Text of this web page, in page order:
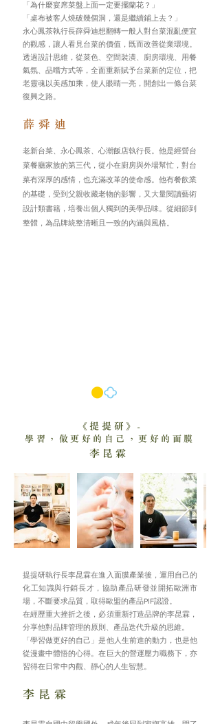
「為什麼宴席菜盤上面一定要擺蘭花？」
「桌布被客人燒破幾個洞，還是繼續鋪上去？」
永心鳳茶執行長薛舜迪想翻轉一般人對台菜混亂便宜
的觀感，讓人看見台菜的價值，既而改善從業環境。
透過設計思維，從菜色、空間裝潢、廚房環境、用餐
氣氛、品嚐方式等，全面重新賦予台菜新的定位，把
老靈魂以美感加乘，使人眼睛一亮，開創出一條台菜
復興之路。
薛舜迪
老新台菜、永心鳳茶、心潮飯店執行長。他是經營台
菜餐廳家族的第三代，從小在廚房與外場幫忙，對台
菜有深厚的感情，也充滿改革的使命感。他有餐飲業
的基礎，受到父親收藏老物的影響，又大量閱讀藝術
設計類書籍，培養出個人獨到的美學品味。從細節到
整體，為品牌統整清晰且一致的內涵與風格。
《提提研》 -
學習，做更好的自己，更好的面膜
李昆霖
提提研執行長李昆霖在進入面膜產業後，運用自己的
化工知識與行銷長才，協助產品研發並開拓歐洲市
場，不斷要求品質，取得歐盟的產品PIF認證。
在經歷重大挫折之後，必須重新打造品牌的李昆霖，
分享他對品牌管理的原則、產品迭代升級的思維。
「學習做更好的自己」是他人生前進的動力，也是他
從漫畫中體悟的心得。在巨大的營運壓力職務下，亦
習得在日常中內觀、靜心的人生智慧。
李昆霖